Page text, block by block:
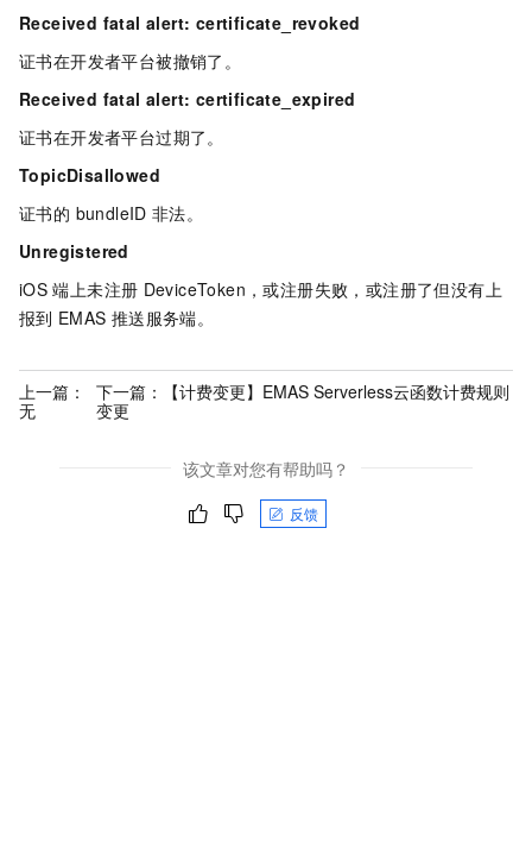
Received fatal alert: certificate_revoked
证书在开发者平台被撤销了。
Received fatal alert: certificate_expired
证书在开发者平台过期了。
TopicDisallowed
证书的 bundleID 非法。
Unregistered
iOS 端上未注册 DeviceToken，或注册失败，或注册了但没有上
报到 EMAS 推送服务端。
上一篇：
无
下一篇：
【计费变更】EMAS Serverless云函数计费规则
变更
该文章对您有帮助吗？
反馈